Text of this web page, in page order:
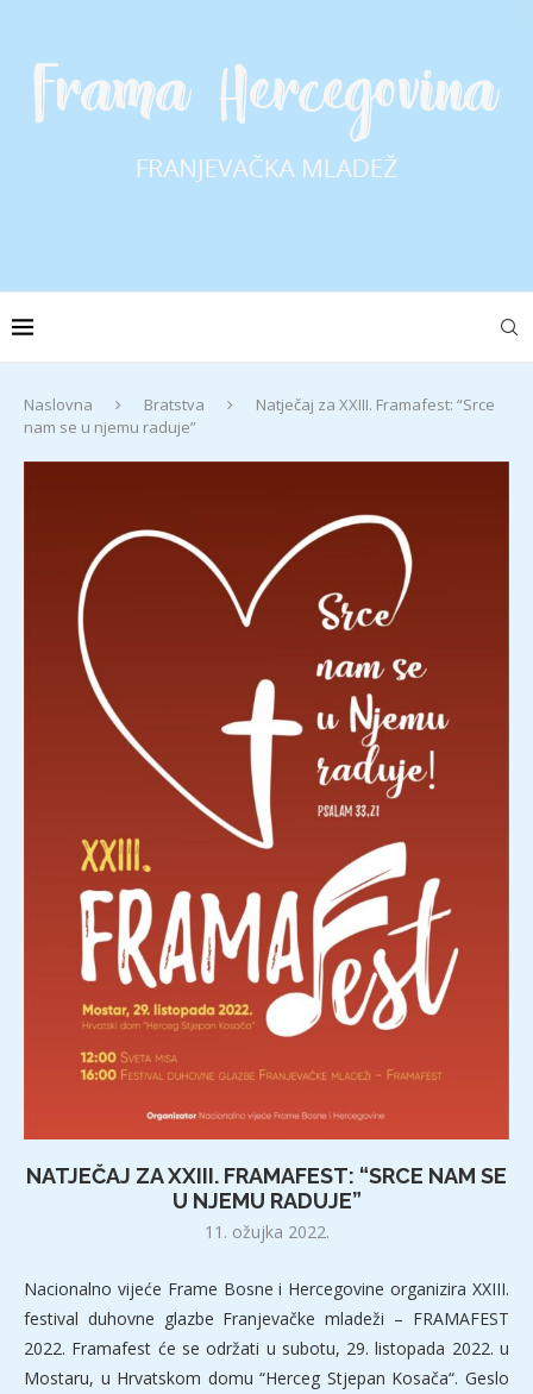
Naslovna Bratstva
Natječaj za XXIII. Framafest: “Srce
nam se u njemu raduje”
NATJEČAJ ZA XXIII. FRAMAFEST: “SRCE NAM SE
U NJEMU RADUJE”
11. ožujka 2022.
Nacionalno vijeće Frame Bosne i Hercegovine organizira XXIII.
festival duhovne glazbe Franjevačke mladeži – FRAMAFEST
2022. Framafest će se održati u subotu, 29. listopada 2022. u
Mostaru, u Hrvatskom domu “Herceg Stjepan Kosača“. Geslo